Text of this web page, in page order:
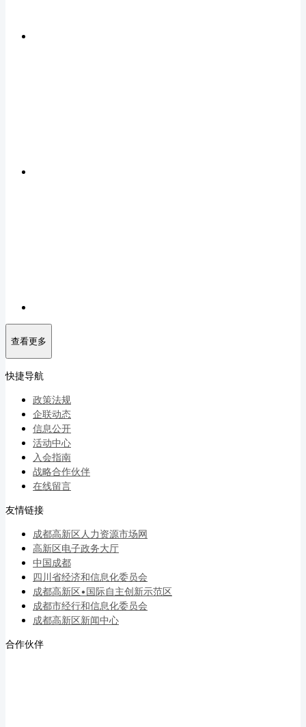
查看更多
快捷导航
政策法规
企联动态
信息公开
活动中心
入会指南
战略合作伙伴
在线留言
友情链接
成都高新区人力资源市场网
高新区电子政务大厅
中国成都
四川省经济和信息化委员会
成都高新区•国际自主创新示范区
成都市经行和信息化委员会
成都高新区新闻中心
合作伙伴